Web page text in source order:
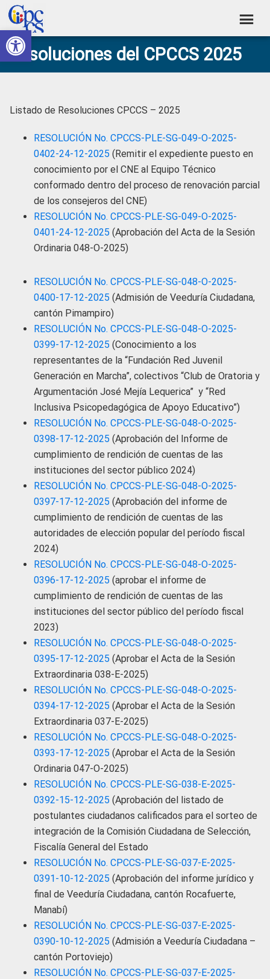
Abrir barra de herramientas
Skip
to
primary
navigation
Skip
to
main
content
Skip
to
primary
sidebar
Skip
to
footer
Consejo
de
Ciudadana
Control
Social
Construyendo
Poder
Ciudadano
Resoluciones del CPCCS 2025
Listado de Resoluciones CPCCS – 2025
RESOLUCIÓN No. CPCCS-PLE-SG-049-O-2025-
0402-24-12-2025 (Remitir el expediente puesto en
conocimiento por el CNE al Equipo Técnico
conformado dentro del proceso de renovación parcial
de los consejeros del CNE)
RESOLUCIÓN No. CPCCS-PLE-SG-049-O-2025-
0401-24-12-2025 (Aprobación del Acta de la Sesión
Ordinaria 048-O-2025)
RESOLUCIÓN No. CPCCS-PLE-SG-048-O-2025-
0400-17-12-2025 (Admisión de Veeduría Ciudadana,
cantón Pimampiro)
RESOLUCIÓN No. CPCCS-PLE-SG-048-O-2025-
0399-17-12-2025 (Conocimiento a los
representantes de la “Fundación Red Juvenil
Generación en Marcha”, colectivos “Club de Oratoria y
Argumentación José Mejía Lequerica” y “Red
Inclusiva Psicopedagógica de Apoyo Educativo”)
RESOLUCIÓN No. CPCCS-PLE-SG-048-O-2025-
0398-17-12-2025 (Aprobación del Informe de
cumplimiento de rendición de cuentas de las
instituciones del sector público 2024)
RESOLUCIÓN No. CPCCS-PLE-SG-048-O-2025-
0397-17-12-2025 (Aprobación del informe de
cumplimiento de rendición de cuentas de las
autoridades de elección popular del período fiscal
2024)
RESOLUCIÓN No. CPCCS-PLE-SG-048-O-2025-
0396-17-12-2025 (aprobar el informe de
cumplimiento de rendición de cuentas de las
instituciones del sector público del período fiscal
2023)
RESOLUCIÓN No. CPCCS-PLE-SG-048-O-2025-
0395-17-12-2025 (Aprobar el Acta de la Sesión
Extraordinaria 038-E-2025)
RESOLUCIÓN No. CPCCS-PLE-SG-048-O-2025-
0394-17-12-2025 (Aprobar el Acta de la Sesión
Extraordinaria 037-E-2025)
RESOLUCIÓN No. CPCCS-PLE-SG-048-O-2025-
0393-17-12-2025 (Aprobar el Acta de la Sesión
Ordinaria 047-O-2025)
RESOLUCIÓN No. CPCCS-PLE-SG-038-E-2025-
0392-15-12-2025 (Aprobación del listado de
postulantes ciudadanos calificados para el sorteo de
integración de la Comisión Ciudadana de Selección,
Fiscalía General del Estado
RESOLUCIÓN No. CPCCS-PLE-SG-037-E-2025-
0391-10-12-2025 (Aprobación del informe jurídico y
final de Veeduría Ciudadana, cantón Rocafuerte,
Manabí)
RESOLUCIÓN No. CPCCS-PLE-SG-037-E-2025-
0390-10-12-2025 (Admisión a Veeduría Ciudadana –
cantón Portoviejo)
RESOLUCIÓN No. CPCCS-PLE-SG-037-E-2025-